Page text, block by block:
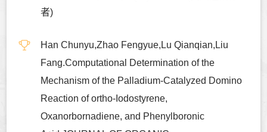
者)
Han Chunyu,Zhao Fengyue,Lu Qianqian,Liu
Fang.Computational Determination of the
Mechanism of the Palladium-Catalyzed Domino
Reaction of ortho-Iodostyrene,
Oxanorbornadiene, and Phenylboronic